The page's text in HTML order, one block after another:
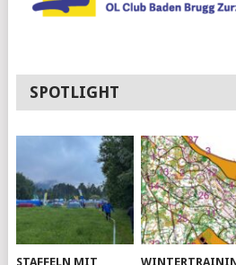
SPOTLIGHT
STAFFELN MIT